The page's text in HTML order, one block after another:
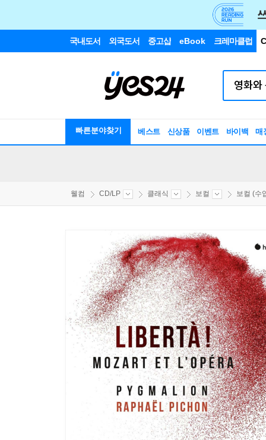
국내도서 외국도서 중고샵 eBook 크레마클럽
빠른분야찾기 베스트 신상품 이벤트 바이백 매
웰컴 CD/LP 클래식 보컬 보컬 (수